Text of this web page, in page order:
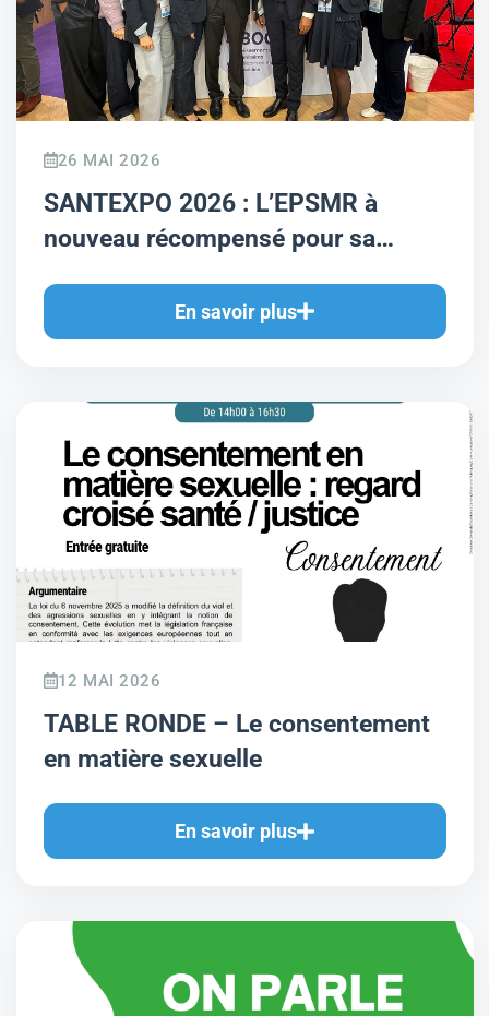
26 MAI 2026
SANTEXPO 2026 : L’EPSMR à
nouveau récompensé pour sa
En savoir plus
12 MAI 2026
TABLE RONDE – Le consentement
en matière sexuelle
En savoir plus